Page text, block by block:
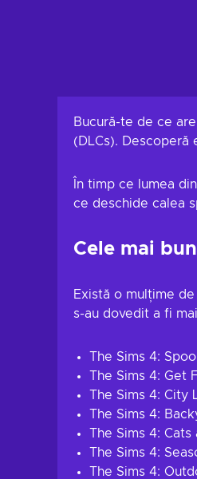
Bucură-te de ce
(DLCs).
În timp ce lumea
ce deschide calea
Cele mai
Există o mulțime
s-au dovedit a fi
The Sims 4:
The Sims 4: Get
The Sims 4: City
The Sims 4:
The Sims 4: Cats
The Sims 4:
The Sims 4: